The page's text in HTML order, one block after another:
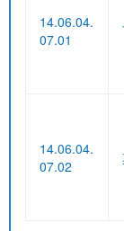
14.06.04.
07.01
14.06.04.
07.02